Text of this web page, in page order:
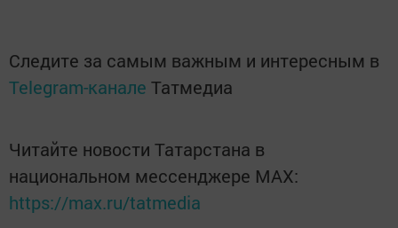
Следите за самым важным и интересным в
Telegram-канале Татмедиа
Читайте новости Татарстана в
национальном мессенджере MАХ:
https://max.ru/tatmedia